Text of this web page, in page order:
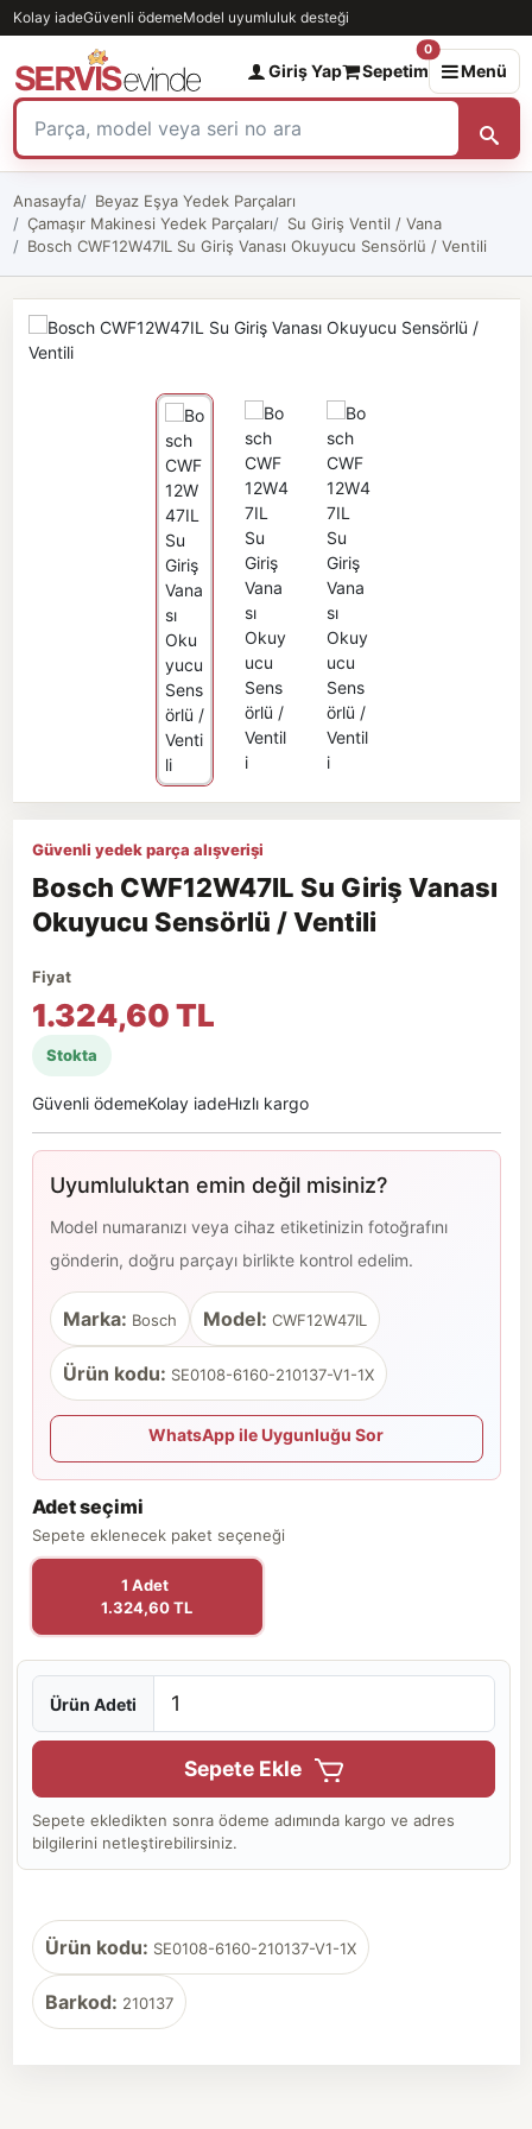
Kolay iadeGüvenli ödemeModel uyumluluk desteği
Giriş Yap Sepetim
0
Menü
Anasayfa
Beyaz Eşya Yedek Parçaları
Çamaşır Makinesi Yedek Parçaları
Su Giriş Ventil / Vana
Bosch CWF12W47IL Su Giriş Vanası Okuyucu Sensörlü / Ventili
Güvenli yedek parça alışverişi
Bosch CWF12W47IL Su Giriş Vanası
Okuyucu Sensörlü / Ventili
Fiyat
1.324,60 TL
Stokta
Güvenli ödemeKolay iadeHızlı kargo
Uyumluluktan emin değil misiniz?
Model numaranızı veya cihaz etiketinizin fotoğrafını
gönderin, doğru parçayı birlikte kontrol edelim.
Marka: Bosch Model: CWF12W47IL
Ürün kodu: SE0108-6160-210137-V1-1X
WhatsApp ile Uygunluğu Sor
Adet seçimi
Sepete eklenecek paket seçeneği
1 Adet
1.324,60 TL
Ürün Adeti
Sepete Ekle
Sepete ekledikten sonra ödeme adımında kargo ve adres
bilgilerini netleştirebilirsiniz.
Ürün kodu: SE0108-6160-210137-V1-1X
Barkod: 210137